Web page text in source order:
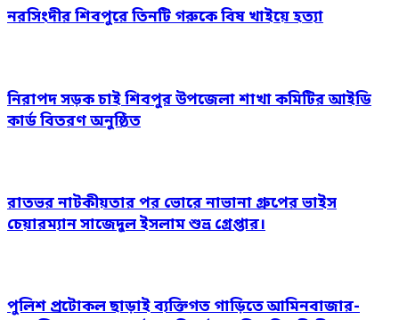
নরসিংদীর শিবপুরে তিনটি গরুকে বিষ খাইয়ে হত্যা
নিরাপদ সড়ক চাই শিবপুর উপজেলা শাখা কমিটির আইডি
কার্ড বিতরণ অনুষ্ঠিত
রাতভর নাটকীয়তার পর ভোরে নাভানা গ্রুপের ভাইস
চেয়ারম্যান সাজেদুল ইসলাম শুভ্র গ্রেপ্তার।
পুলিশ প্রটোকল ছাড়াই ব্যক্তিগত গাড়িতে আমিনবাজার-